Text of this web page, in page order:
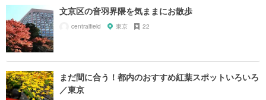
文京区の音羽界隈を気ままにお散歩
centralfield 東京 22
まだ間に合う！都内のおすすめ紅葉スポットいろいろ
／東京